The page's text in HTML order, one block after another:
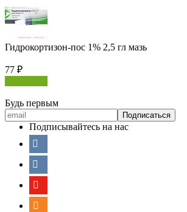
Гидрокортизон-пос 1% 2,5 гл мазь
77 ₽
Будь первым
Подписывайтесь на нас